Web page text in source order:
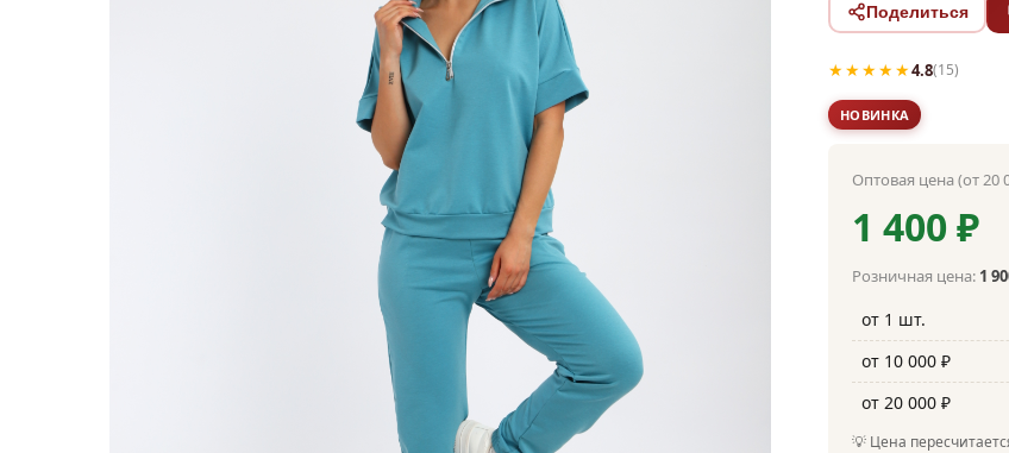
Поделиться
★★★★★4.8(15)
НОВИНКА
Оптовая цена (от 20
1 400 ₽
Розничная цена: 1
от 1 шт.
от 10 000 ₽
от 20 000 ₽
💡 Цена